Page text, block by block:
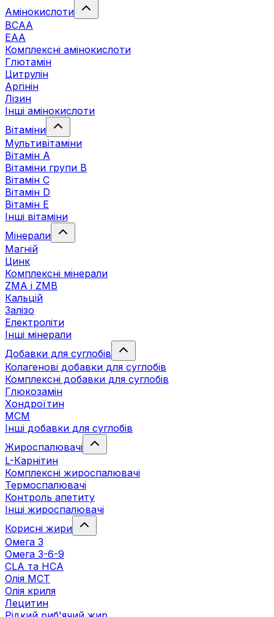
Амінокислоти
BCAA
EAA
Комплексні амінокислоти
Глютамін
Цитрулін
Аргінін
Лізин
Інші амінокислоти
Вітаміни
Мультивітаміни
Вітамін А
Вітаміни групи В
Вітамін C
Вітамін D
Вітамін Е
Інші вітаміни
Мінерали
Магній
Цинк
Комплексні мінерали
ZMA і ZMB
Кальцій
Залізо
Електроліти
Інші мінерали
Добавки для суглобів
Колагенові добавки для суглобів
Комплексні добавки для суглобів
Глюкозамін
Хондроїтин
МСМ
Інші добавки для суглобів
Жироспалювачі
L-Карнітин
Комплексні жироспалювачі
Термоспалювачі
Контроль апетиту
Інші жироспалювачі
Корисні жири
Омега 3
Омега 3-6-9
CLA та HCA
Олія МСТ
Олія криля
Лецитин